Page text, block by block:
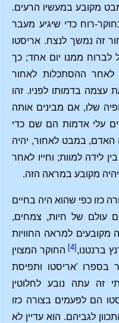
מקובע במעשיו הרעים.
רוח כדי שיגיע מעבר
זה נמשך לנצח. אריסטו
לברוח ממנו יום אחד; כך
לאחר ההסתכלות לאחור
בדמותו לפניו. זהו
שלו, אם מבינים אותה
עלי אדמות הם שם כדי
האדם, במבט לאחור, יהיה
לידה למוות; וחייו לאחר
מקובע במראה הזה.
כזו כפי שהוא היה בחיים
עולם של חיות, צמחים,
מקובעים למראה החוויות
ברנטנו, [4]
החוקר המצוין
בספרו 'אריסטו ותפיסת
מה שאמרתי זה עתה נובע לחלוטין
הם לפעמים בצורה כזו
לגביהם. הוא עדיין לא